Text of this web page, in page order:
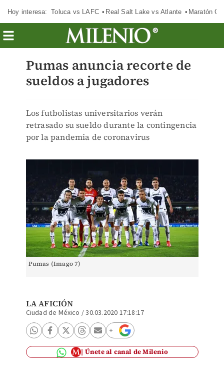
Hoy interesa: Toluca vs LAFC Real Salt Lake vs Atlante Maratón
Pumas anuncia recorte de
sueldos a jugadores
Los futbolistas universitarios verán
retrasado su sueldo durante la contingencia
por la pandemia de coronavirus
Pumas (Imago 7)
LA AFICIÓN
Ciudad de México /30.03.2020 17:18:17
Únete al canal de Milenio